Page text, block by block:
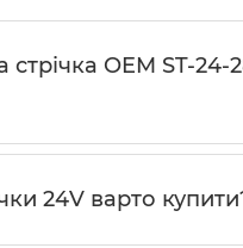
стрічка OEM ST-
24V варто